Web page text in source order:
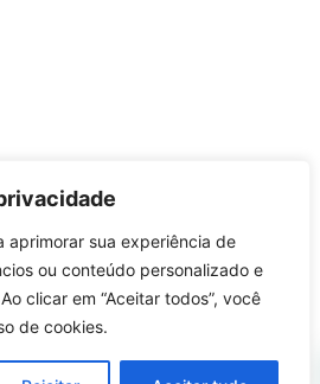
aprimorar sua experiência de
ou conteúdo personalizado e
clicar em “Aceitar todos”, você
de cookies.